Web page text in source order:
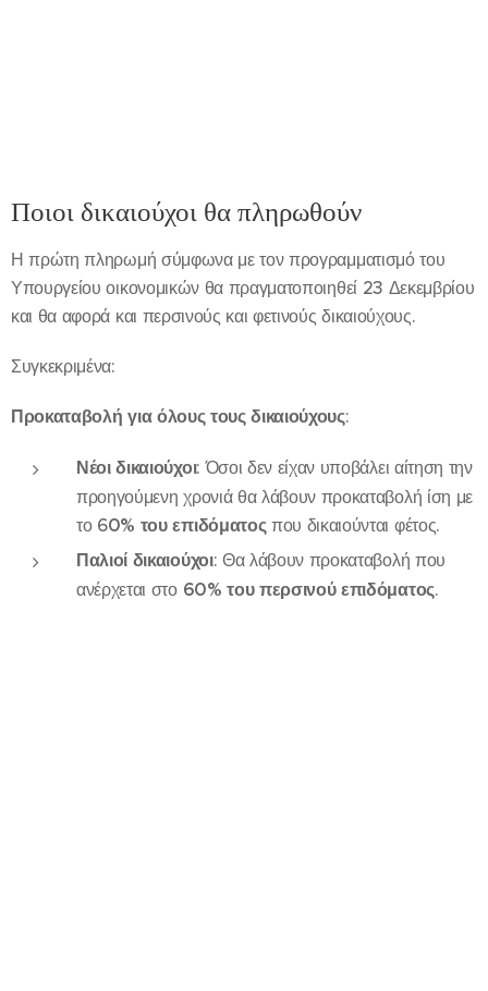
Ποιοι δικαιούχοι θα πληρωθούν
Η πρώτη πληρωμή σύμφωνα με τον προγραμματισμό του
Υπουργείου οικονομικών θα πραγματοποιηθεί 23 Δεκεμβρίου
και θα αφορά και περσινούς και φετινούς δικαιούχους.
Συγκεκριμένα:
Προκαταβολή για όλους τους δικαιούχους:
Νέοι δικαιούχοι: Όσοι δεν είχαν υποβάλει αίτηση την
προηγούμενη χρονιά θα λάβουν προκαταβολή ίση με
το 60% του επιδόματοςπου δικαιούνται φέτος.
Παλιοί δικαιούχοι: Θα λάβουν προκαταβολή που
ανέρχεται στο 60% του περσινού επιδόματος.